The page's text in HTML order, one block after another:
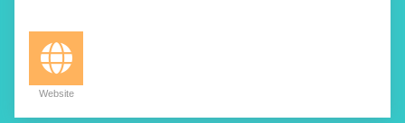
Website